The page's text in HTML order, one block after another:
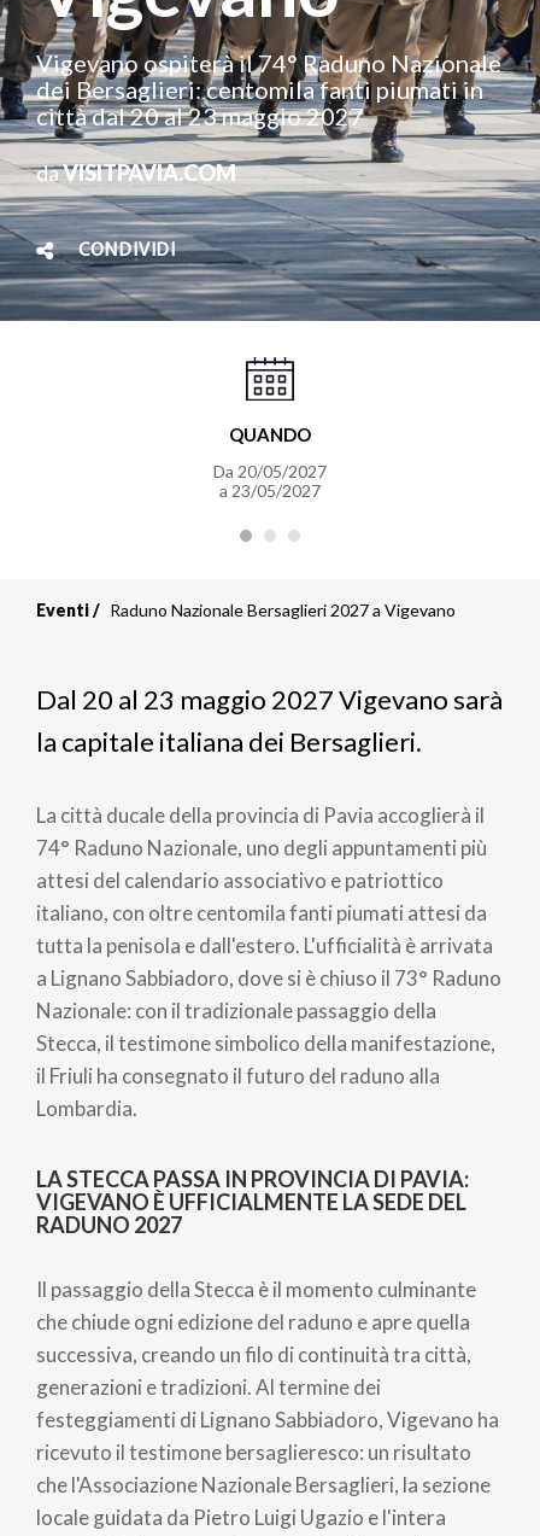
Vigevano ospiterà il 74° Raduno Nazionale
dei Bersaglieri: centomila fanti piumati in
città dal 20 al 23 maggio 2027
daVISITPAVIA.COM
CONDIVIDI
QUANDO
Da 20/05/2027
a 23/05/2027
Eventi Raduno Nazionale Bersaglieri 2027 a Vigevano
Dal 20 al 23 maggio 2027 Vigevano sarà
la capitale italiana dei Bersaglieri.
La città ducale della provincia di Pavia accoglierà il
74° Raduno Nazionale, uno degli appuntamenti più
attesi del calendario associativo e patriottico
italiano, con oltre centomila fanti piumati attesi da
tutta la penisola e dall'estero. L'ufficialità è arrivata
a Lignano Sabbiadoro, dove si è chiuso il 73° Raduno
Nazionale: con il tradizionale passaggio della
Stecca, il testimone simbolico della manifestazione,
il Friuli ha consegnato il futuro del raduno alla
Lombardia.
LA STECCA PASSA IN PROVINCIA DI PAVIA:
VIGEVANO È UFFICIALMENTE LA SEDE DEL
RADUNO 2027
Il passaggio della Stecca è il momento culminante
che chiude ogni edizione del raduno e apre quella
successiva, creando un filo di continuità tra città,
generazioni e tradizioni. Al termine dei
festeggiamenti di Lignano Sabbiadoro, Vigevano ha
ricevuto il testimone bersaglieresco: un risultato
che l'Associazione Nazionale Bersaglieri, la sezione
locale guidata da Pietro Luigi Ugazio e l'intera